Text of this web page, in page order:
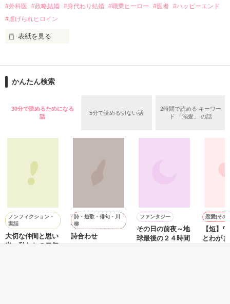
ukoco様
ねー太郎様
素敵なありがとうございました。
「愛情が持てないなんて誰が言った？」
「だって、一度も私を抱いてくれないじゃないですか……っ」
「……だったら。今からきみを抱く」
財前ホールディングス御曹司
仕事も家庭も全力投球な妻
Zアドバンス開発部
最後の一夜のはずが思い切り愛され
そしてお腹には彼の愛の証を授かって――。
2025.8.28～2025.9.13
#外科医 #政略結婚 #身代わり結婚 #職業ヒーロー #医者 #ハッピーエンド
#虐げられヒロイン
表紙を見る
由惟（おくむらゆい）は、
そんなある日のこと。
不幸にも黒塗りの高級車に追突されそうになってしまう。
されるどころか、なぜか車で連れ去られ、やってきたのはお見
合い会場で。
由惟は生田目の娘の身代わりとしてお見合いをすることに。
しかし、見合い相手である天才外科医・成澤真紘（なりさわま
かんたん検索
30分で読めるためになる
話
5分で読める切ない話
2時間で読める キーワー
ド 「溺愛」 の話
ノンフィクション・
実話
大切な仲間と思い
出～私たちの二年
詩・短歌・俳句・川
柳
詩合わせ
ファンタジー
その日の前夜～地
球最後の２４時間
恋愛(その
【短】
とわが